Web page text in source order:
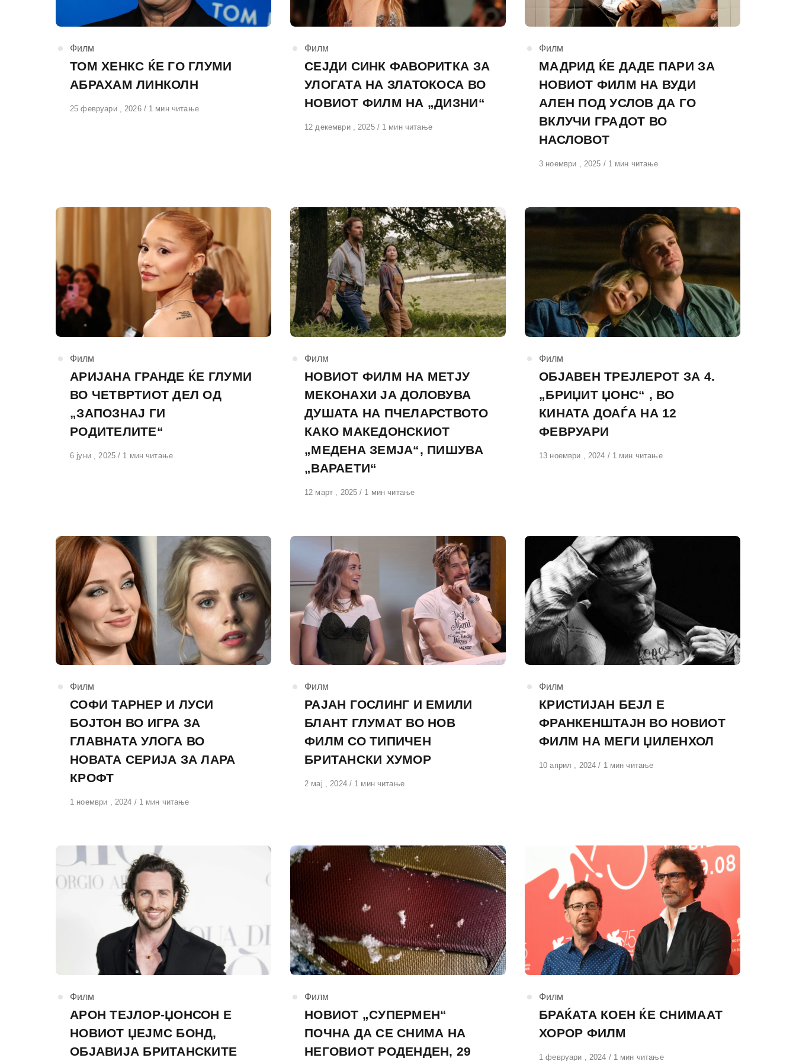
КАтегорија
Филм
ТОМ ХЕНКС ЌЕ ГО ГЛУМИ
АБРАХАМ ЛИНКОЛН
Објавено
25 февруари , 2026 1 мин читање
КАтегорија
Филм
СЕЈДИ СИНК ФАВОРИТКА ЗА
УЛОГАТА НА ЗЛАТОКОСА ВО
НОВИОТ ФИЛМ НА „ДИЗНИ“
Објавено
12 декември , 2025 1 мин читање
КАтегорија
Филм
МАДРИД ЌЕ ДАДЕ ПАРИ ЗА
НОВИОТ ФИЛМ НА ВУДИ
АЛЕН ПОД УСЛОВ ДА ГО
ВКЛУЧИ ГРАДОТ ВО
НАСЛОВОТ
Објавено
3 ноември , 2025 1 мин читање
КАтегорија
Филм
АРИЈАНА ГРАНДЕ ЌЕ ГЛУМИ
ВО ЧЕТВРТИОТ ДЕЛ ОД
„ЗАПОЗНАЈ ГИ
РОДИТЕЛИТЕ“
Објавено
6 јуни , 2025 1 мин читање
КАтегорија
Филм
НОВИОТ ФИЛМ НА МЕТЈУ
МЕКОНАХИ ЈА ДОЛОВУВА
ДУШАТА НА ПЧЕЛАРСТВОТО
КАКО МАКЕДОНСКИОТ
„МЕДЕНА ЗЕМЈА“, ПИШУВА
„ВАРАЕТИ“
Објавено
12 март , 2025 1 мин читање
КАтегорија
Филм
ОБЈАВЕН ТРЕЈЛЕРОТ ЗА 4.
„БРИЏИТ ЏОНС“ , ВО
КИНАТА ДОАЃА НА 12
ФЕВРУАРИ
Објавено
13 ноември , 2024 1 мин читање
КАтегорија
Филм
СОФИ ТАРНЕР И ЛУСИ
БОЈТОН ВО ИГРА ЗА
ГЛАВНАТА УЛОГА ВО
НОВАТА СЕРИЈА ЗА ЛАРА
КРОФТ
Објавено
1 ноември , 2024 1 мин читање
КАтегорија
Филм
РАЈАН ГОСЛИНГ И ЕМИЛИ
БЛАНТ ГЛУМАТ ВО НОВ
ФИЛМ СО ТИПИЧЕН
БРИТАНСКИ ХУМОР
Објавено
2 мај , 2024 1 мин читање
КАтегорија
Филм
КРИСТИЈАН БЕЈЛ Е
ФРАНКЕНШТАЈН ВО НОВИОТ
ФИЛМ НА МЕГИ ЏИЛЕНХОЛ
Објавено
10 април , 2024 1 мин читање
КАтегорија
Филм
АРОН ТЕЈЛОР-ЏОНСОН Е
НОВИОТ ЏЕЈМС БОНД,
ОБЈАВИЈА БРИТАНСКИТЕ
КАтегорија
Филм
НОВИОТ „СУПЕРМЕН“
ПОЧНА ДА СЕ СНИМА НА
НЕГОВИОТ РОДЕНДЕН, 29
КАтегорија
Филм
БРАЌАТА КОЕН ЌЕ СНИМААТ
ХОРОР ФИЛМ
Објавено
1 февруари , 2024 1 мин читање